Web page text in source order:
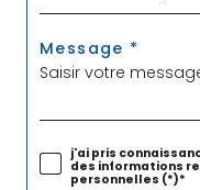
Message *
j'ai pris
des informations
personnelles (*)*